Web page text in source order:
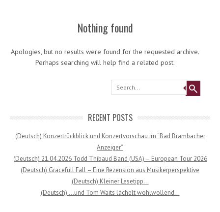
Nothing found
Apologies, but no results were found for the requested archive.
Perhaps searching will help find a related post.
Search
RECENT POSTS
(Deutsch) Konzertrückblick und Konzertvorschau im “Bad Brambacher
Anzeiger”
(Deutsch) 21.04.2026 Todd Thibaud Band (USA) – European Tour 2026
(Deutsch) Gracefull Fall – Eine Rezension aus Musikerperspektive
(Deutsch) Kleiner Lesetipp…
(Deutsch) …und Tom Waits lächelt wohlwollend…